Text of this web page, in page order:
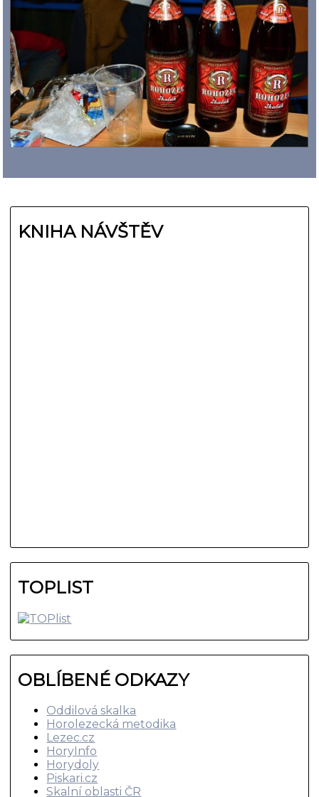
KNIHA NÁVŠTĚV
TOPLIST
OBLÍBENÉ ODKAZY
Oddilová skalka
Horolezecká metodika
Lezec.cz
HoryInfo
Horydoly
Piskari.cz
Skalní oblasti ČR